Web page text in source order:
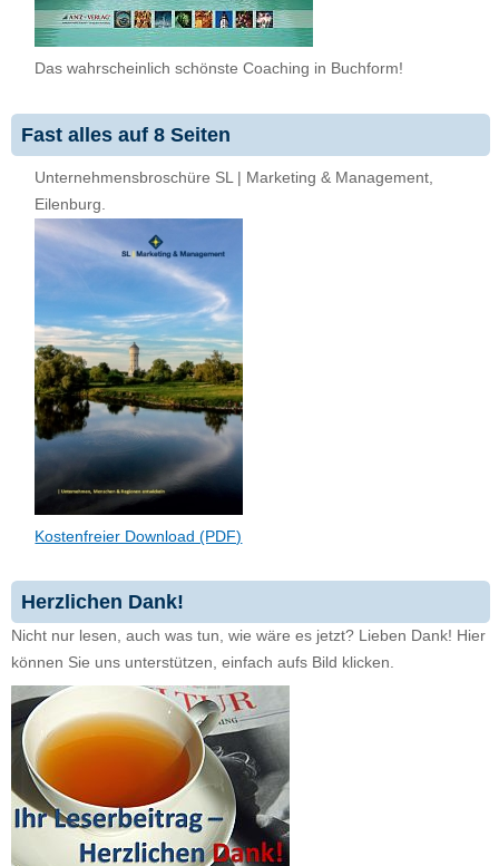
Das wahrscheinlich schönste Coaching in Buchform!
Fast alles auf 8 Seiten
Unternehmensbroschüre SL | Marketing & Management,
Eilenburg.
Kostenfreier Download (PDF)
Herzlichen Dank!
Nicht nur lesen, auch was tun, wie wäre es jetzt? Lieben Dank! Hier
können Sie uns unterstützen, einfach aufs Bild klicken.